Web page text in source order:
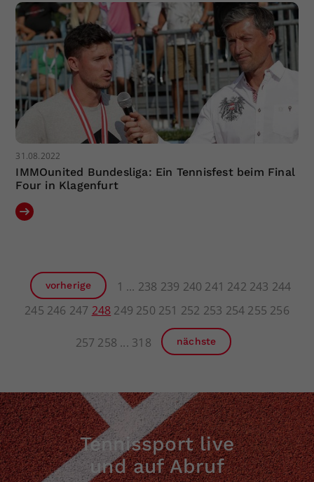
31.08.2022
IMMOunited Bundesliga: Ein Tennisfest beim Final
Four in Klagenfurt
vorherige 1 238 239 240 241 242 243 244
245 246 247 248 249 250 251 252 253 254 255 256
257 258 318 nächste
Tennissport live
und auf Abruf